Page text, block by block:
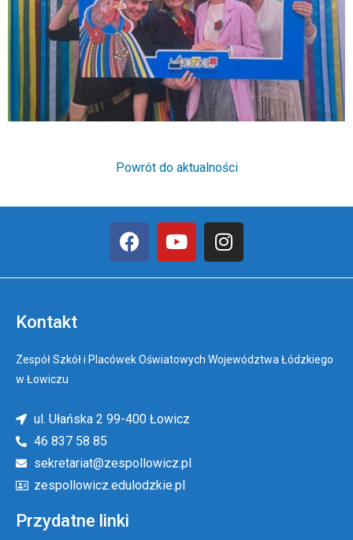
Powrót do aktualności
Kontakt
Zespół Szkół i Placówek Oświatowych Województwa Łódzkiego
w Łowiczu
ul. Ułańska 2 99-400 Łowicz
46 837 58 85
sekretariat@zespollowicz.pl
zespollowicz.edulodzkie.pl
Przydatne linki